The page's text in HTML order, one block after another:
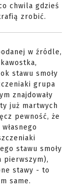
chwila gdzieś
zrobić.
w źródle,
stawu smoły
grupa
znajdowały
już martwych
pewność, że
stawu smoły
pierwszym),
stawy - to
same.